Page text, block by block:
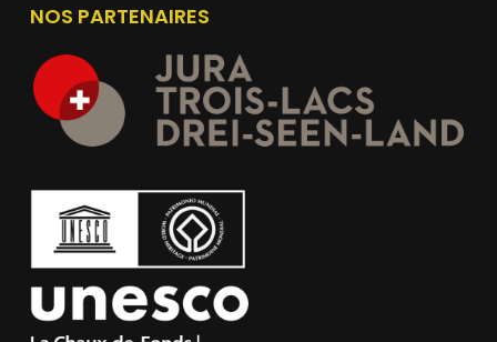
NOS PARTENAIRES